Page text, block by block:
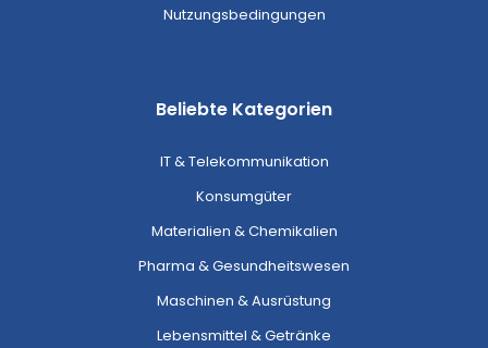
Nutzungsbedingungen
Beliebte Kategorien
IT & Telekommunikation
Konsumgüter
Materialien & Chemikalien
Pharma & Gesundheitswesen
Maschinen & Ausrüstung
Lebensmittel & Getränke